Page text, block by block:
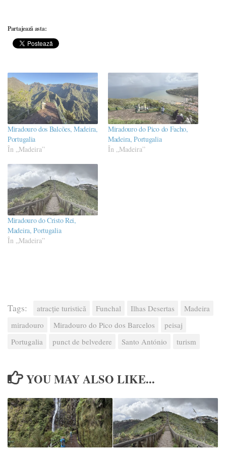
Partajează asta:
Miradouro dos Balcões, Madeira,
Portugalia
În „Madeira”
Miradouro do Pico do Facho,
Madeira, Portugalia
În „Madeira”
Miradouro do Cristo Rei,
Madeira, Portugalia
În „Madeira”
Tags: atracție turistică Funchal Ilhas Desertas
Madeira
miradouro
Miradouro do Pico dos Barcelos
peisaj
Portugalia
punct de belvedere Santo António turism
YOU MAY ALSO LIKE...